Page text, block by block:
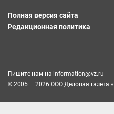
Полная версия сайта
Редакционная политика
Пишите нам на information@vz.ru
© 2005 — 2026 ООО Деловая газета